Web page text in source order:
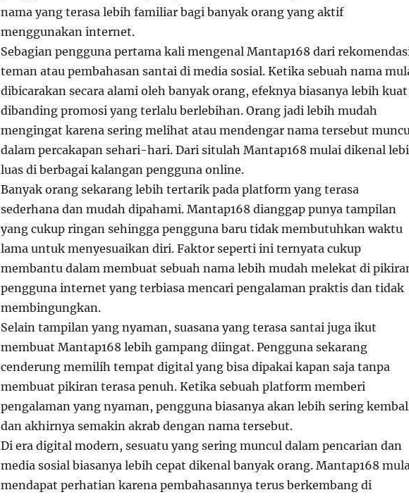
nama yang terasa lebih familiar bagi banyak orang yang aktif
menggunakan internet.
Sebagian pengguna pertama kali mengenal Mantap168 dari
teman atau pembahasan santai di media sosial. Ketika sebuah nama
dibicarakan secara alami oleh banyak orang, efeknya biasanya lebih kuat
dibanding promosi yang terlalu berlebihan. Orang jadi lebih mudah
mengingat karena sering melihat atau mendengar nama tersebut
dalam percakapan sehari-hari. Dari situlah Mantap168 mulai dikenal
luas di berbagai kalangan pengguna online.
Banyak orang sekarang lebih tertarik pada platform yang terasa
sederhana dan mudah dipahami. Mantap168 dianggap punya tampilan
yang cukup ringan sehingga pengguna baru tidak membutuhkan waktu
lama untuk menyesuaikan diri. Faktor seperti ini ternyata cukup
membantu dalam membuat sebuah nama lebih mudah melekat di
pengguna internet yang terbiasa mencari pengalaman praktis dan tidak
membingungkan.
Selain tampilan yang nyaman, suasana yang terasa santai juga ikut
membuat Mantap168 lebih gampang diingat. Pengguna sekarang
cenderung memilih tempat digital yang bisa dipakai kapan saja tanpa
membuat pikiran terasa penuh. Ketika sebuah platform memberi
pengalaman yang nyaman, pengguna biasanya akan lebih sering
dan akhirnya semakin akrab dengan nama tersebut.
Di era digital modern, sesuatu yang sering muncul dalam pencarian dan
media sosial biasanya lebih cepat dikenal banyak orang. Mantap168
mendapat perhatian karena pembahasannya terus berkembang di